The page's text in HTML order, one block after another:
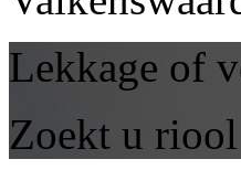
Lekkage of
Zoekt u